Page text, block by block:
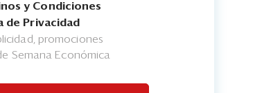
y Condiciones
de Privacidad
promociones
Semana Económica